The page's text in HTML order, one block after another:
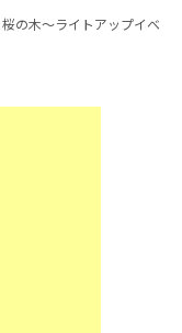
の木～ライトアップイベ